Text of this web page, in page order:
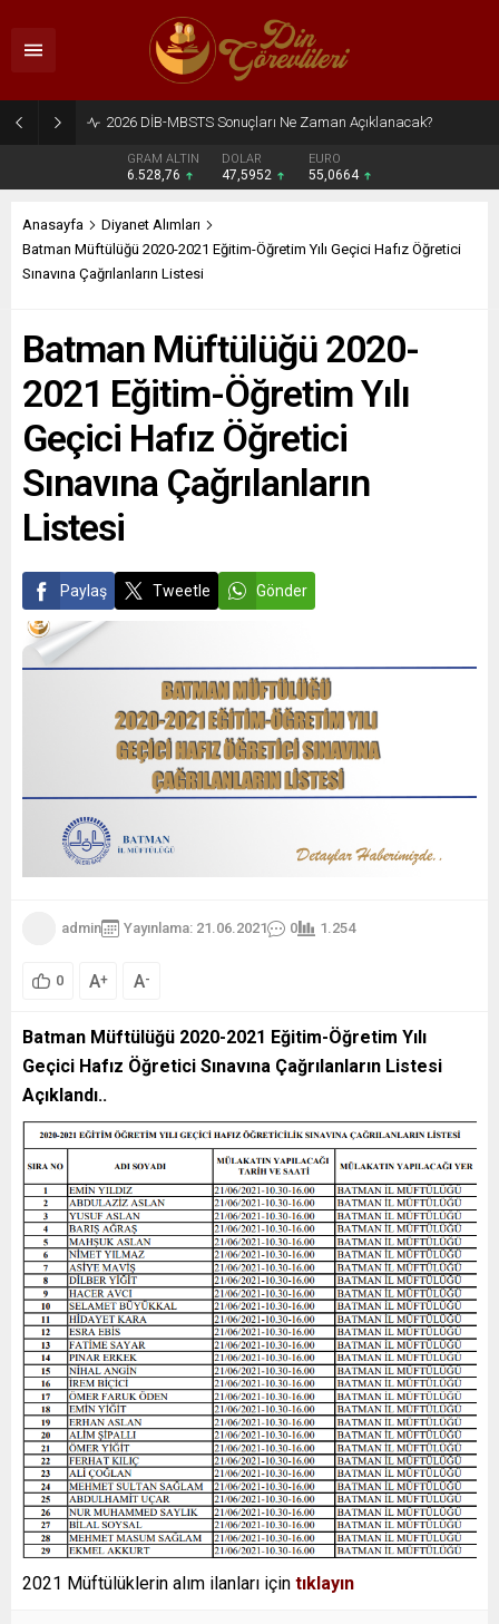
2026 DİB-MBSTS Sonuçları Ne Zaman Açıklanacak?
GRAM ALTIN
6.528,76
DOLAR
47,5952
EURO
55,0664
Anasayfa
Diyanet Alımları
Batman Müftülüğü 2020-2021 Eğitim-Öğretim Yılı Geçici Hafız Öğretici
Sınavına Çağrılanların Listesi
Batman Müftülüğü 2020-
2021 Eğitim-Öğretim Yılı
Geçici Hafız Öğretici
Sınavına Çağrılanların
Listesi
Paylaş Tweetle Gönder
admin Yayınlama: 21.06.2021 0 1.254
0 A+ A-
Batman Müftülüğü 2020-2021 Eğitim-Öğretim Yılı
Geçici Hafız Öğretici Sınavına Çağrılanların Listesi
Açıklandı..
2021 Müftülüklerin alım ilanları için tıklayın